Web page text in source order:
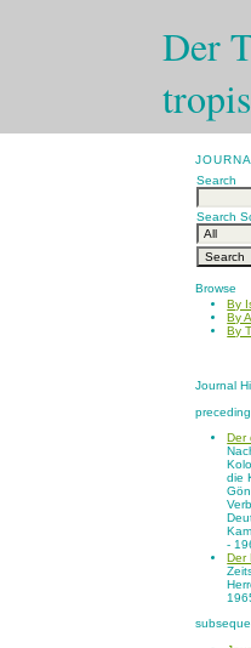
Der
Search
Search
Browse
By
By
By
Journal
Der
die
-
Der